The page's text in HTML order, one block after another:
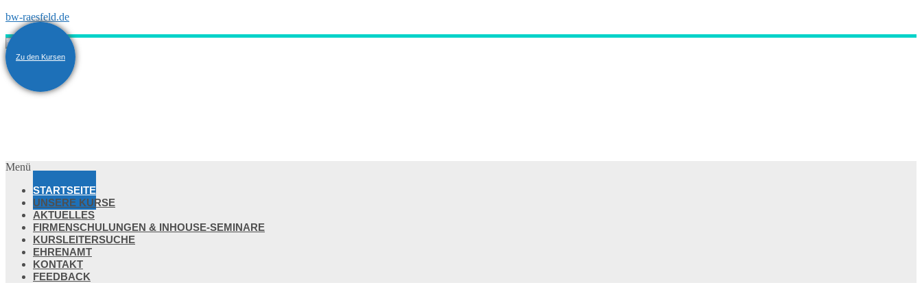
bw-raesfeld.de
Zu den Kursen
Menü
STARTSEITE
UNSERE KURSE
AKTUELLES
FIRMENSCHULUNGEN & INHOUSE-SEMINARE
KURSLEITERSUCHE
EHRENAMT
KONTAKT
FEEDBACK